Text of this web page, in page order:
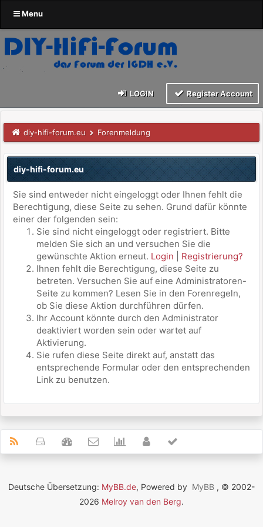
Menu
LOGIN Register Account
diy-hifi-forum.eu Forenmeldung
diy-hifi-forum.eu
Sie sind entweder nicht eingeloggt oder Ihnen fehlt die
Berechtigung, diese Seite zu sehen. Grund dafür könnte
einer der folgenden sein:
Sie sind nicht eingeloggt oder registriert. Bitte
melden Sie sich an und versuchen Sie die
gewünschte Aktion erneut. Login
Registrierung?
Ihnen fehlt die Berechtigung, diese Seite zu
betreten. Versuchen Sie auf eine Administratoren-
Seite zu kommen? Lesen Sie in den Forenregeln,
ob Sie diese Aktion durchführen dürfen.
Ihr Account könnte durch den Administrator
deaktiviert worden sein oder wartet auf
Aktivierung.
Sie rufen diese Seite direkt auf, anstatt das
entsprechende Formular oder den entsprechenden
Link zu benutzen.
Deutsche Übersetzung: MyBB.de, Powered by MyBB , © 2002-
2026 Melroy van den Berg.